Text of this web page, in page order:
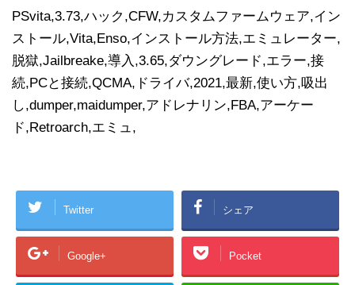
PSvita,3.73,ハック,CFW,カスタムファームウェア,イン
ストール,Vita,Enso,インストール方法,エミュレーター,
脱獄,Jailbreake,導入,3.65,ダウングレード,エラー,接
続,PCと接続,QCMA,ドライバ,2021,最新,使い方,吸出
し,dumper,maidumper,アドレナリン,FBA,アーケー
ド,Retroarch,エミュ,
Twitter シェア
Google+ Pocket